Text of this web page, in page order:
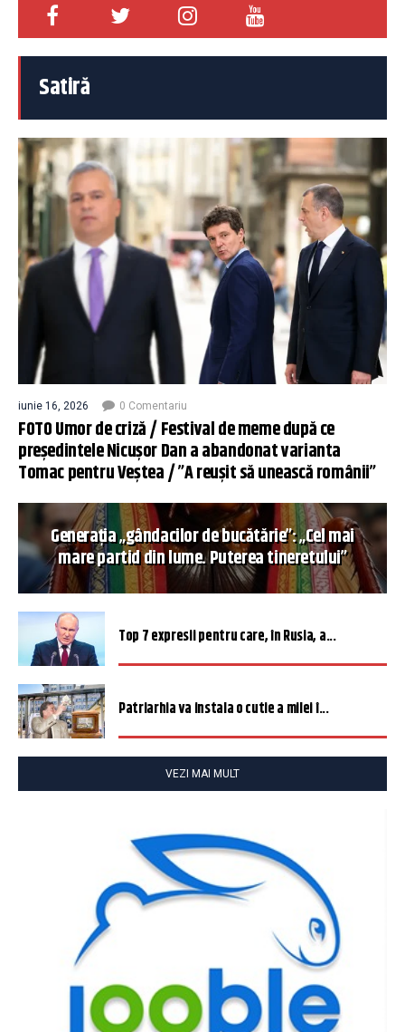
Satiră
iunie 16, 2026 0 Comentariu
FOTO Umor de criză / Festival de meme după ce
președintele Nicușor Dan a abandonat varianta
Tomac pentru Veștea / ”A reușit să unească românii”
Generația „gândacilor de bucătărie”: „Cel mai
mare partid din lume. Puterea tineretului”
Top 7 expresii pentru care, în Rusia, a...
Patriarhia va instala o cutie a milei î...
VEZI MAI MULT